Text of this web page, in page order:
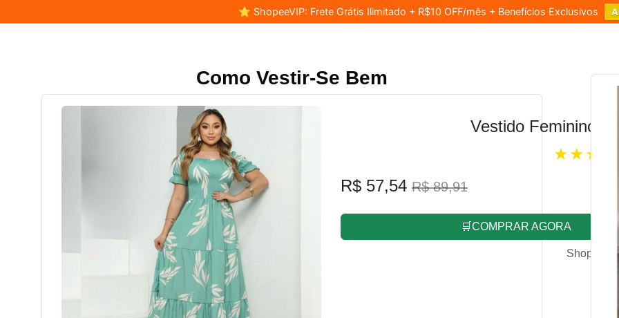
⭐ ShopeeVIP: Frete Grátis Ilimitado + R$10 OFF/mês + Benefícios Exclusivos
Como Vestir-Se Bem
Vestido Feminino
R$ 57,54 R$ 89,91
🛒COMPRAR AGORA